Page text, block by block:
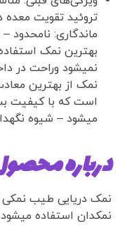
تروئید تقویت معده
ماندگاری:
بهترین نمک
نمیشود وراحت در
نمک از بهترین
است که با کیفیت
میشود – شیوه
درباره
نمک دریایی طیب
نمکدان استفاده میشود